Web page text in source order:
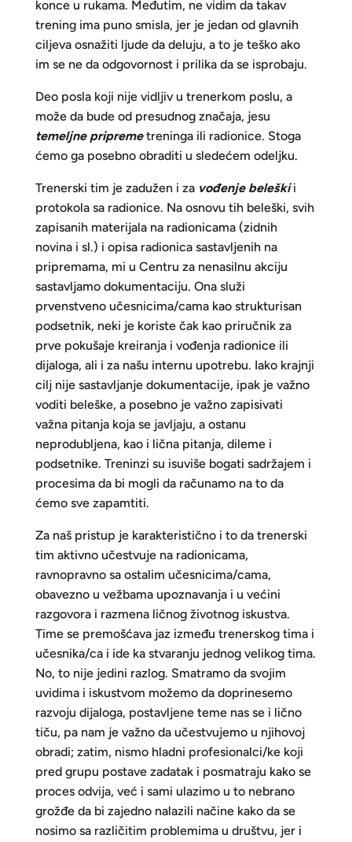
konce u rukama. Međutim, ne vidim da takav
trening ima puno smisla, jer je jedan od glavnih
ciljeva osnažiti ljude da deluju, a to je teško ako
im se ne da odgovornost i prilika da se isprobaju.
Deo posla koji nije vidljiv u trenerkom poslu, a
može da bude od presudnog značaja, jesu
temeljne pripremetreninga ili radionice. Stoga
ćemo ga posebno obraditi u sledećem odeljku.
Trenerski tim je zadužen i za vođenje beleškii
protokola sa radionice. Na osnovu tih beleški, svih
zapisanih materijala na radionicama (zidnih
novina i sl.) i opisa radionica sastavljenih na
pripremama, mi u Centru za nenasilnu akciju
sastavljamo dokumentaciju. Ona služi
prvenstveno učesnicima/cama kao strukturisan
podsetnik, neki je koriste čak kao priručnik za
prve pokušaje kreiranja i vođenja radionice ili
dijaloga, ali i za našu internu upotrebu. Iako krajnji
cilj nije sastavljanje dokumentacije, ipak je važno
voditi beleške, a posebno je važno zapisivati
važna pitanja koja se javljaju, a ostanu
neprodubljena, kao i lična pitanja, dileme i
podsetnike. Treninzi su isuviše bogati sadržajem i
procesima da bi mogli da računamo na to da
ćemo sve zapamtiti.
Za naš pristup je karakteristično i to da trenerski
tim aktivno učestvuje na radionicama,
ravnopravno sa ostalim učesnicima/cama,
obavezno u vežbama upoznavanja i u većini
razgovora i razmena ličnog životnog iskustva.
Time se premošćava jaz između trenerskog tima i
učesnika/ca i ide ka stvaranju jednog velikog tima.
No, to nije jedini razlog. Smatramo da svojim
uvidima i iskustvom možemo da doprinesemo
razvoju dijaloga, postavljene teme nas se i lično
tiču, pa nam je važno da učestvujemo u njihovoj
obradi; zatim, nismo hladni profesionalci/ke koji
pred grupu postave zadatak i posmatraju kako se
proces odvija, već i sami ulazimo u to nebrano
grožđe da bi zajedno nalazili načine kako da se
nosimo sa različitim problemima u društvu, jer i